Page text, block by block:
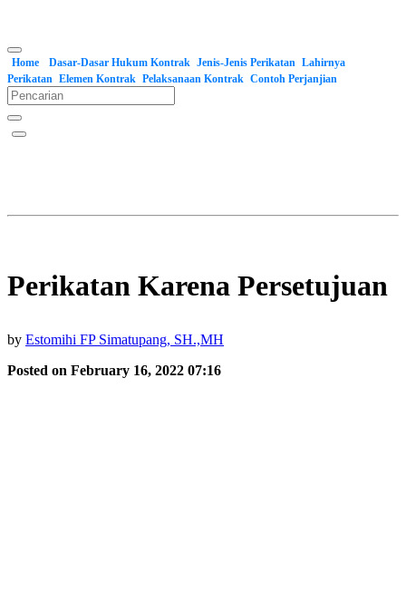
Home Dasar-Dasar Hukum Kontrak Jenis-Jenis Perikatan Lahirnya
Perikatan Elemen Kontrak Pelaksanaan Kontrak Contoh Perjanjian
Perikatan Karena Persetujuan
by Estomihi FP Simatupang, SH.,MH
Posted on February 16, 2022 07:16